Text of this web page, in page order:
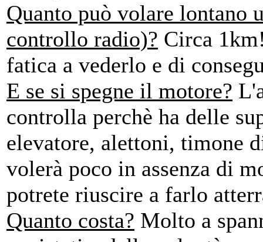
Quanto può volare lontano
controllo radio)? Circa
fatica a vederlo e di
E se si spegne il motore?
controlla perchè ha delle
elevatore, alettoni, timone
volerà poco in assenza di
potrete riuscire a farlo
Quanto costa? Molto a